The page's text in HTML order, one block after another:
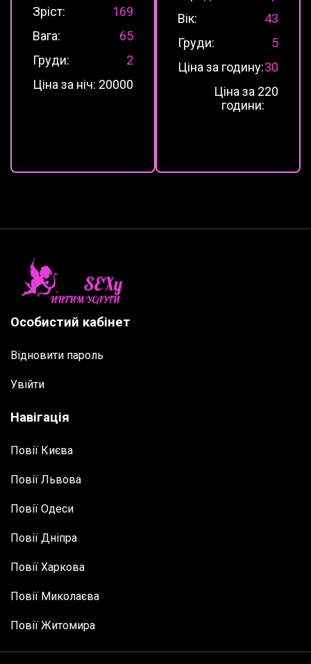
Зріст:
169
Вага:
65
Груди:
2
Ціна за ніч: 20000
Вік:
43
Груди:
5
Ціна за годину:30
Ціна за 2
години:
20
Особистий кабінет
Відновити пароль
Увійти
Навігація
Повії Києва
Повії Львова
Повії Одеси
Повії Дніпра
Повії Харкова
Повії Миколаєва
Повії Житомира